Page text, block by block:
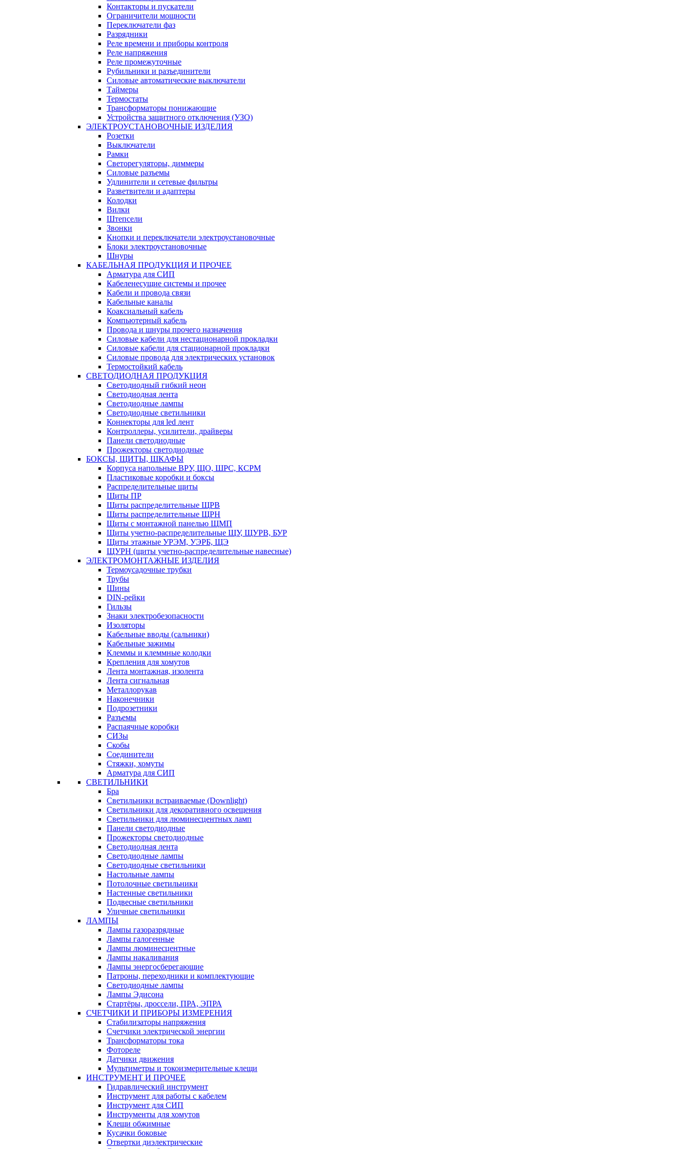
Контакторы и пускатели
Ограничители мощности
Переключатели фаз
Разрядники
Реле времени и приборы контроля
Реле напряжения
Реле промежуточные
Рубильники и разъединители
Силовые автоматические выключатели
Таймеры
Термостаты
Трансформаторы понижающие
Устройства защитного отключения (УЗО)
ЭЛЕКТРОУСТАНОВОЧНЫЕ ИЗДЕЛИЯ
Розетки
Выключатели
Рамки
Светорегуляторы, диммеры
Силовые разъемы
Удлинители и сетевые фильтры
Разветвители и адаптеры
Колодки
Вилки
Штепсели
Звонки
Кнопки и переключатели электроустановочные
Блоки электроустановочные
Шнуры
КАБЕЛЬНАЯ ПРОДУКЦИЯ И ПРОЧЕЕ
Арматура для СИП
Кабеленесущие системы и прочее
Кабели и провода связи
Кабельные каналы
Коаксиальный кабель
Компьютерный кабель
Провода и шнуры прочего назначения
Силовые кабели для нестационарной прокладки
Силовые кабели для стационарной прокладки
Силовые провода для электрических установок
Термостойкий кабель
СВЕТОДИОДНАЯ ПРОДУКЦИЯ
Светодиодный гибкий неон
Светодиодная лента
Светодиодные лампы
Светодиодные светильники
Коннекторы для led лент
Контроллеры, усилители, драйверы
Панели светодиодные
Прожекторы светодиодные
БОКСЫ, ЩИТЫ, ШКАФЫ
Корпуса напольные ВРУ, ЩО, ШРС, КСРМ
Пластиковые коробки и боксы
Распределительные щиты
Щиты ПР
Щиты распределительные ЩРВ
Щиты распределительные ЩРН
Щиты с монтажной панелью ЩМП
Щиты учетно-распределительные ЩУ, ЩУРВ, БУР
Щиты этажные УРЭМ, УЭРБ, ЩЭ
ЩУРН (щиты учетно-распределительные навесные)
ЭЛЕКТРОМОНТАЖНЫЕ ИЗДЕЛИЯ
Термоусадочные трубки
Трубы
Шины
DIN-рейки
Гильзы
Знаки электробезопасности
Изоляторы
Кабельные вводы (сальники)
Кабельные зажимы
Клеммы и клеммные колодки
Крепления для хомутов
Лента монтажная, изолента
Лента сигнальная
Металлорукав
Наконечники
Подрозетники
Разъемы
Распаячные коробки
СИЗы
Скобы
Соединители
Стяжки, хомуты
Арматура для СИП
СВЕТИЛЬНИКИ
Бра
Светильники встраиваемые (Downlight)
Светильники для декоративного освещения
Светильники для люминесцентных ламп
Панели светодиодные
Прожекторы светодиодные
Светодиодная лента
Светодиодные лампы
Светодиодные светильники
Настольные лампы
Потолочные светильники
Настенные светильники
Подвесные светильники
Уличные светильники
ЛАМПЫ
Лампы газоразрядные
Лампы галогенные
Лампы люминесцентные
Лампы накаливания
Лампы энергосберегающие
Патроны, переходники и комплектующие
Светодиодные лампы
Лампы Эдисона
Стартёры, дроссели, ПРА, ЭПРА
СЧЕТЧИКИ И ПРИБОРЫ ИЗМЕРЕНИЯ
Стабилизаторы напряжения
Счетчики электрической энергии
Трансформаторы тока
Фотореле
Датчики движения
Мультиметры и токоизмерительные клещи
ИНСТРУМЕНТ И ПРОЧЕЕ
Гидравлический инструмент
Инструмент для работы с кабелем
Инструмент для СИП
Инструменты для хомутов
Клещи обжимные
Кусачки боковые
Отвертки диэлектрические